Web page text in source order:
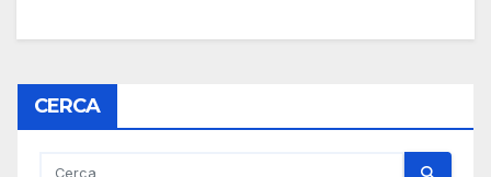
CERCA